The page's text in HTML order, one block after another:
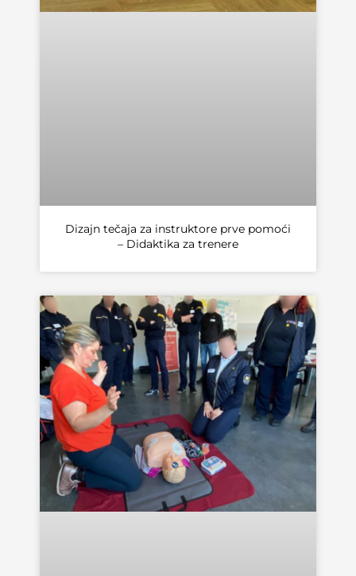
Dizajn tečaja za instruktore prve pomoći
– Didaktika za trenere